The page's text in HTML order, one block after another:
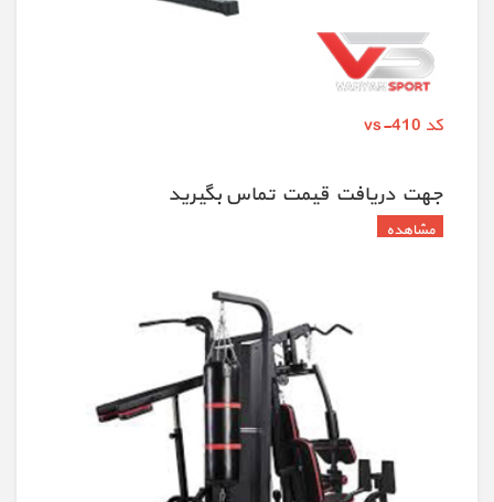
کد vs-410
جهت دريافت قيمت تماس بگيريد